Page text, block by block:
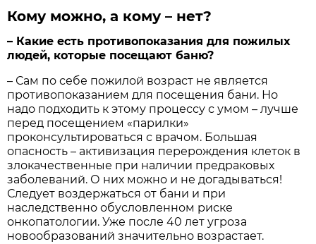
Кому можно, а кому – нет?
– Какие есть противопоказания для пожилых
людей, которые посещают баню?
– Сам по себе пожилой возраст не является
противопоказанием для посещения бани. Но
надо подходить к этому процессу с умом – лучше
перед посещением «парилки»
проконсультироваться с врачом. Большая
опасность – активизация перерождения клеток в
злокачественные при наличии предраковых
заболеваний. О них можно и не догадываться!
Следует воздержаться от бани и при
наследственно обусловленном риске
онкопатологии. Уже после 40 лет угроза
новообразований значительно возрастает.